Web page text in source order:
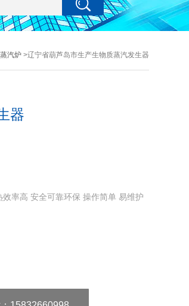
汽炉>辽宁省葫芦岛市生产生物质蒸汽发生器
器
率高 安全可靠环保 操作简单 易维护